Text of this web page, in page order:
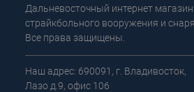
Дальневосточный интернет
страйкбольного вооружения и
Все права защищены.
Наш адрес: 690091, г. Владивосток,
Лазо д.9, офис 106